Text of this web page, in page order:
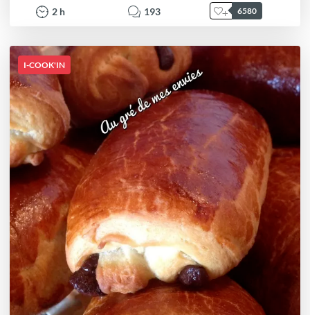
2 h 193 6580
I-COOK'IN